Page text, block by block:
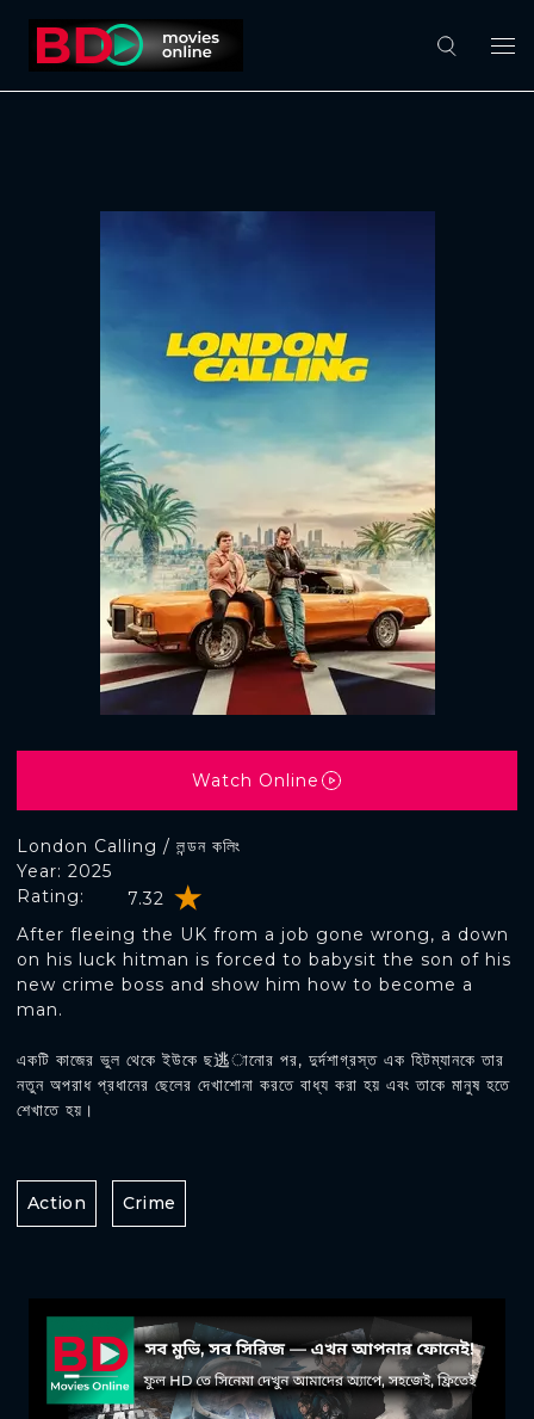
London Calling / লন্ডন কলিং
Rating: 7.32
Year: 2025
After fleeing the UK from a job gone wrong, a down
on his luck hitman is forced to babysit the son of his
new crime boss and show him how to become a
man.
একটি কাজের ভুল থেকে ইউকে ছ逃ানোর পর, দুর্দশাগ্রস্ত এক হিটম্যানকে তার
নতুন অপরাধ প্রধানের ছেলের দেখাশোনা করতে বাধ্য করা হয় এবং তাকে মানুষ হতে
শেখাতে হয়।
Watch Online
Action Crime